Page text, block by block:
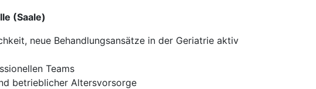
(Saale)
neue Behandlungsansätze in der Geriatrie aktiv
Teams
betrieblicher Altersvorsorge